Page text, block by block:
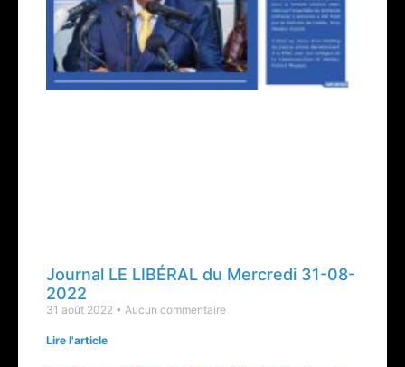
Journal LE LIBÉRAL du Mercredi 31-08-
2022
31 août 2022 Aucun commentaire
Lire l'article